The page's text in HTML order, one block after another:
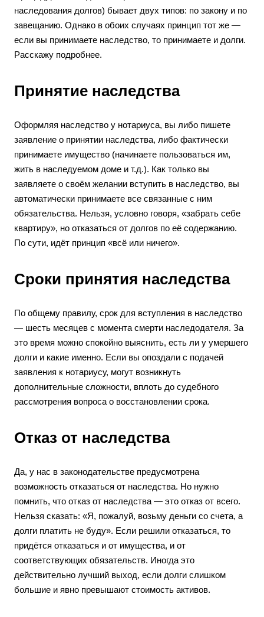
наследования долгов) бывает двух типов: по закону и по
завещанию. Однако в обоих случаях принцип тот же —
если вы принимаете наследство, то принимаете и долги.
Расскажу подробнее.
Принятие наследства
Оформляя наследство у нотариуса, вы либо пишете
заявление о принятии наследства, либо фактически
принимаете имущество (начинаете пользоваться им,
жить в наследуемом доме и т.д.). Как только вы
заявляете о своём желании вступить в наследство, вы
автоматически принимаете все связанные с ним
обязательства. Нельзя, условно говоря, «забрать себе
квартиру», но отказаться от долгов по её содержанию.
По сути, идёт принцип «всё или ничего».
Сроки принятия наследства
По общему правилу, срок для вступления в наследство
— шесть месяцев с момента смерти наследодателя. За
это время можно спокойно выяснить, есть ли у умершего
долги и какие именно. Если вы опоздали с подачей
заявления к нотариусу, могут возникнуть
дополнительные сложности, вплоть до судебного
рассмотрения вопроса о восстановлении срока.
Отказ от наследства
Да, у нас в законодательстве предусмотрена
возможность отказаться от наследства. Но нужно
помнить, что отказ от наследства — это отказ от всего.
Нельзя сказать: «Я, пожалуй, возьму деньги со счета, а
долги платить не буду». Если решили отказаться, то
придётся отказаться и от имущества, и от
соответствующих обязательств. Иногда это
действительно лучший выход, если долги слишком
большие и явно превышают стоимость активов.